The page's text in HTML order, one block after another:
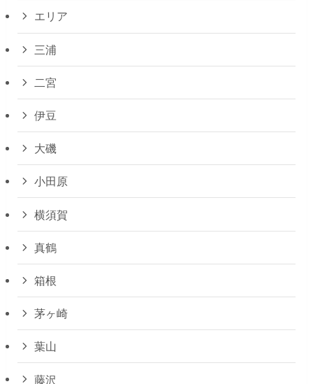
エリア
三浦
二宮
伊豆
大磯
小田原
横須賀
真鶴
箱根
茅ヶ崎
葉山
藤沢